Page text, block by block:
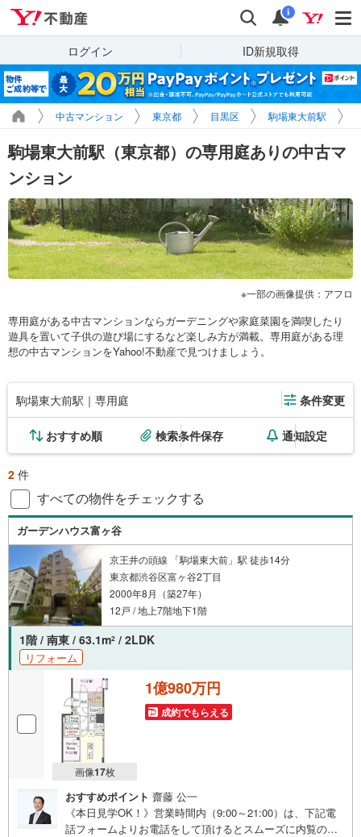
検索 通知
i
ログイン ID新規取得
中古マンション 東京都 目黒区 駒場東大前駅
駒場東大前駅（東京都）の専用庭ありの中古マ
ンション
一部の画像提供：アフロ
専用庭がある中古マンションならガーデニングや家庭菜園を満喫したり
遊具を置いて子供の遊び場にするなど楽しみ方が満載。専用庭がある理
想の中古マンションをYahoo!不動産で見つけましょう。
駒場東大前駅｜専用庭 条件変更
おすすめ順 検索条件保存 通知設定
2 件
すべての物件をチェックする
ガーデンハウス富ヶ谷
京王井の頭線 「駒場東大前」駅 徒歩14分
東京都渋谷区富ヶ谷2丁目
2000年8月（築27年）
12戸 / 地上7階地下1階
1階 / 南東 / 63.1m2 / 2LDK
リフォーム
画像17枚
1億980万円
成約でもらえる
おすすめポイント 齋藤 公一
《本日見学OK！》営業時間内（9:00～21:00）は、下記電
話フォームよりお電話をして頂けるとスムーズに内覧のご